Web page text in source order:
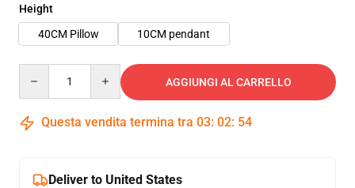
Height
40CM Pillow
10CM pendant
AGGIUNGI AL CARRELLO
Questa vendita termina tra 03: 02: 53
Deliver to United States